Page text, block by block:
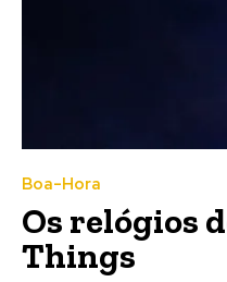
Boa-Hora
Os relógios
Things